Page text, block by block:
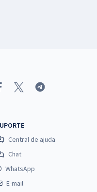
Central de ajuda
Chat
WhatsApp
E-mail